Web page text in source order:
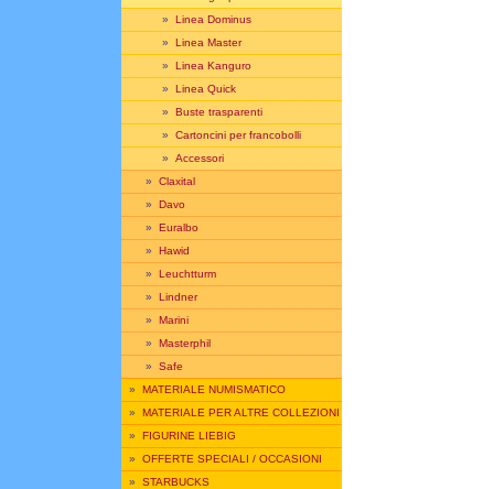
» Linea Dominus
» Linea Master
» Linea Kanguro
» Linea Quick
» Buste trasparenti
» Cartoncini per francobolli
» Accessori
» Claxital
» Davo
» Euralbo
» Hawid
» Leuchtturm
» Lindner
» Marini
» Masterphil
» Safe
» MATERIALE NUMISMATICO
» MATERIALE PER ALTRE COLLEZIONI
» FIGURINE LIEBIG
» OFFERTE SPECIALI / OCCASIONI
» STARBUCKS